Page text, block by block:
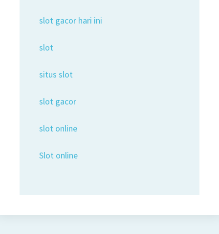
slot gacor hari ini
slot
situs slot
slot gacor
slot online
Slot online